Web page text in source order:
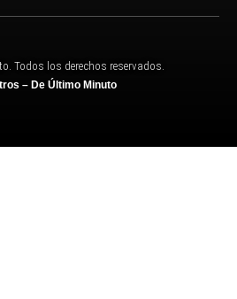
Todos los derechos reservados.
– De Último Minuto